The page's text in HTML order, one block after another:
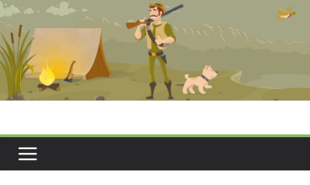
Перейти
содержимому